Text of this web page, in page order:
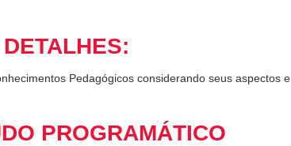
DETALHES:
Pedagógicos considerando seus aspectos e
PROGRAMÁTICO